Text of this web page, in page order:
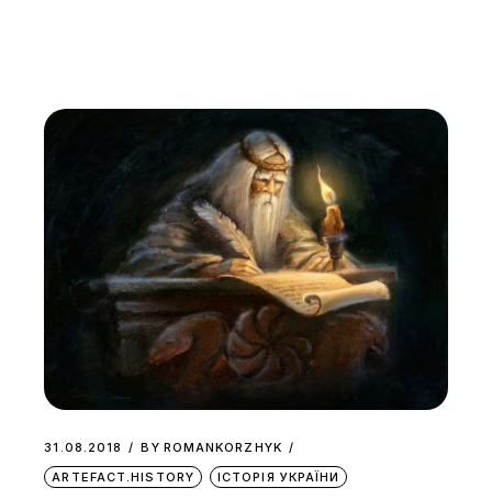
31.08.2018 BY ROMANKORZHYK
ARTEFACT.HISTORY
ІСТОРІЯ УКРАЇНИ